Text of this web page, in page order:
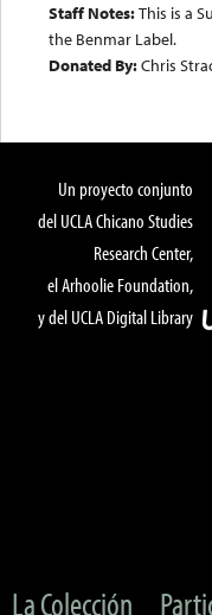
Staff Notes:This is a
the Benmar Label.
Donated By:Chris
Un proyecto conjunto
del UCLA Chicano Studies
Research Center,
el Arhoolie Foundation,
y del UCLA Digital Library
La Colección